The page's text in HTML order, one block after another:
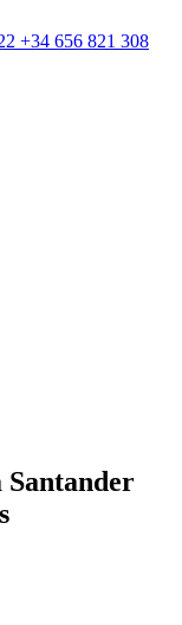
+34 656 821 308
Santander